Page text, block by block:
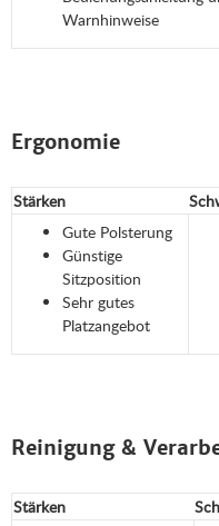
Warnhinweise
Ergonomie
Stärken
Gute Polsterung
Günstige
Sitzposition
Sehr gutes
Platzangebot
Reinigung &
Stärken